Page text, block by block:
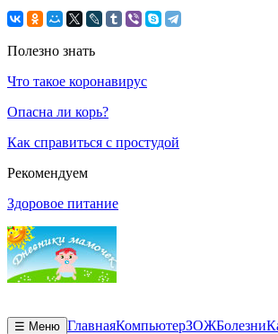
Полезно знать
Что такое коронавирус
Опасна ли корь?
Как справиться с простудой
Рекомендуем
Здоровое питание
☰ Меню ГлавнаяКомпьютерЗОЖБолезни